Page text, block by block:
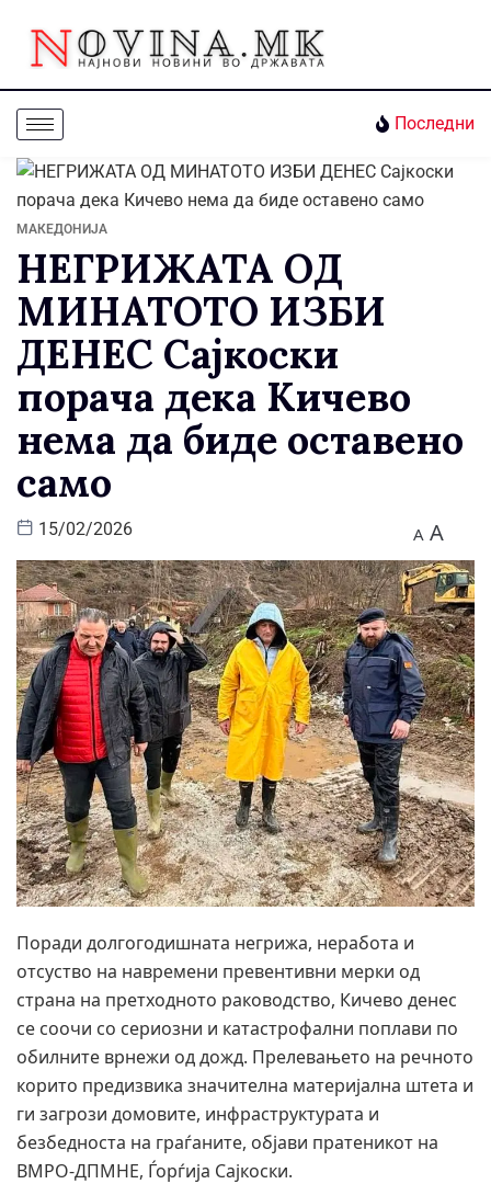
Последни
МАКЕДОНИЈА
НЕГРИЖАТА ОД
МИНАТОТО ИЗБИ
ДЕНЕС Сајкоски
порача дека Кичево
нема да биде оставено
само
15/02/2026 A A
Поради долгогодишната негрижа, неработа и
отсуство на навремени превентивни мерки од
страна на претходното раководство, Кичево денес
се соочи со сериозни и катастрофални поплави по
обилните врнежи од дожд. Прелевањето на речното
корито предизвика значителна материјална штета и
ги загрози домовите, инфраструктурата и
безбедноста на граѓаните, објави пратеникот на
ВМРО-ДПМНЕ, Ѓорѓија Сајкоски.